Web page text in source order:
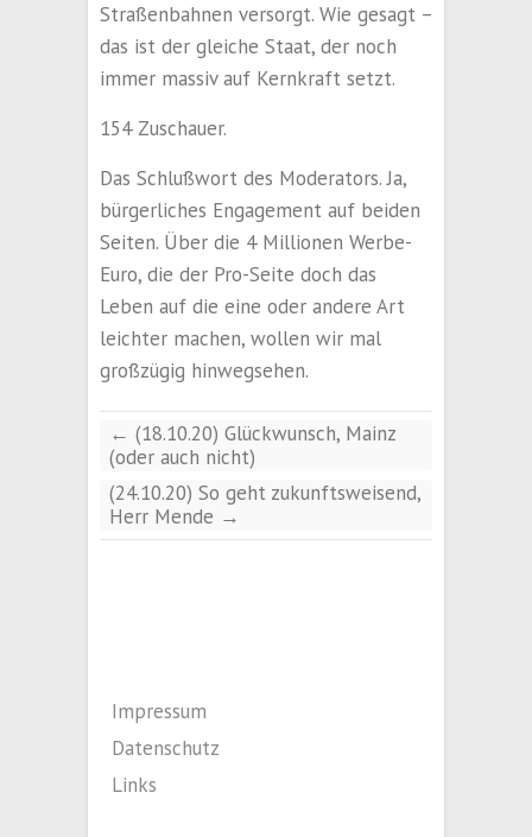
Straßenbahnen versorgt. Wie gesagt –
das ist der gleiche Staat, der noch
immer massiv auf Kernkraft setzt.
154 Zuschauer.
Das Schlußwort des Moderators. Ja,
bürgerliches Engagement auf beiden
Seiten. Über die 4 Millionen Werbe-
Euro, die der Pro-Seite doch das
Leben auf die eine oder andere Art
leichter machen, wollen wir mal
großzügig hinwegsehen.
← (18.10.20) Glückwunsch, Mainz
(oder auch nicht)
(24.10.20) So geht zukunftsweisend,
Herr Mende →
Impressum
Datenschutz
Links